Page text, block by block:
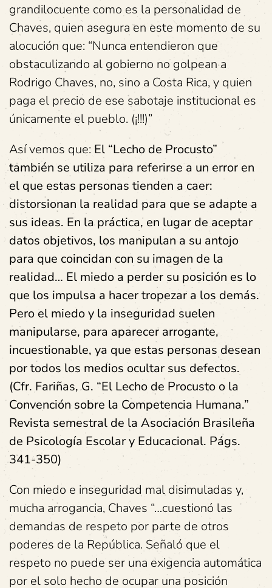
grandilocuente como es la personalidad de
Chaves, quien asegura en este momento de su
alocución que: “Nunca entendieron que
obstaculizando al gobierno no golpean a
Rodrigo Chaves, no, sino a Costa Rica, y quien
paga el precio de ese sabotaje institucional es
únicamente el pueblo. (¡!!!)”
Así vemos que: El “Lecho de Procusto”
también se utiliza para referirse a un error en
el que estas personas tienden a caer:
distorsionan la realidad para que se adapte a
sus ideas. En la práctica, en lugar de aceptar
datos objetivos, los manipulan a su antojo
para que coincidan con su imagen de la
realidad… El miedo a perder su posición es lo
que los impulsa a hacer tropezar a los demás.
Pero el miedo y la inseguridad suelen
manipularse, para aparecer arrogante,
incuestionable, ya que estas personas desean
por todos los medios ocultar sus defectos.
(Cfr. Fariñas, G. “El Lecho de Procusto o la
Convención sobre la Competencia Humana.”
Revista semestral de la Asociación Brasileña
de Psicología Escolar y Educacional. Págs.
341-350)
Con miedo e inseguridad mal disimuladas y,
mucha arrogancia, Chaves “…cuestionó las
demandas de respeto por parte de otros
poderes de la República. Señaló que el
respeto no puede ser una exigencia automática
por el solo hecho de ocupar una posición